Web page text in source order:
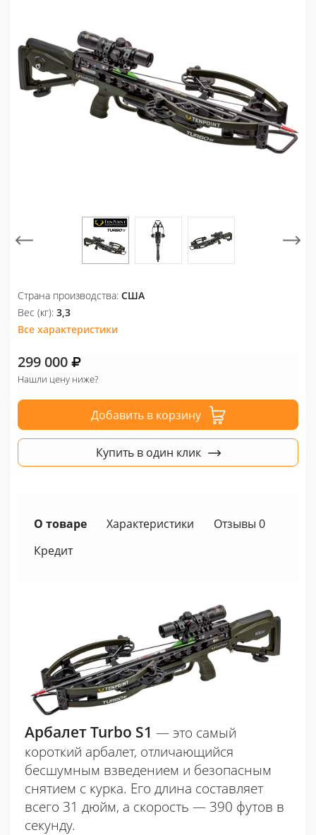
Страна производства: США
Вес (кг): 3,3
Все характеристики
299 000
Нашли цену ниже?
Добавить в корзину
Купить в один клик
О товаре Характеристики
Отзывы 0
Кредит
Арбалет Turbo S1 — это самый
короткий арбалет, отличающийся
бесшумным взведением и безопасным
снятием с курка. Его длина составляет
всего 31 дюйм, а скорость — 390 футов в
секунду.